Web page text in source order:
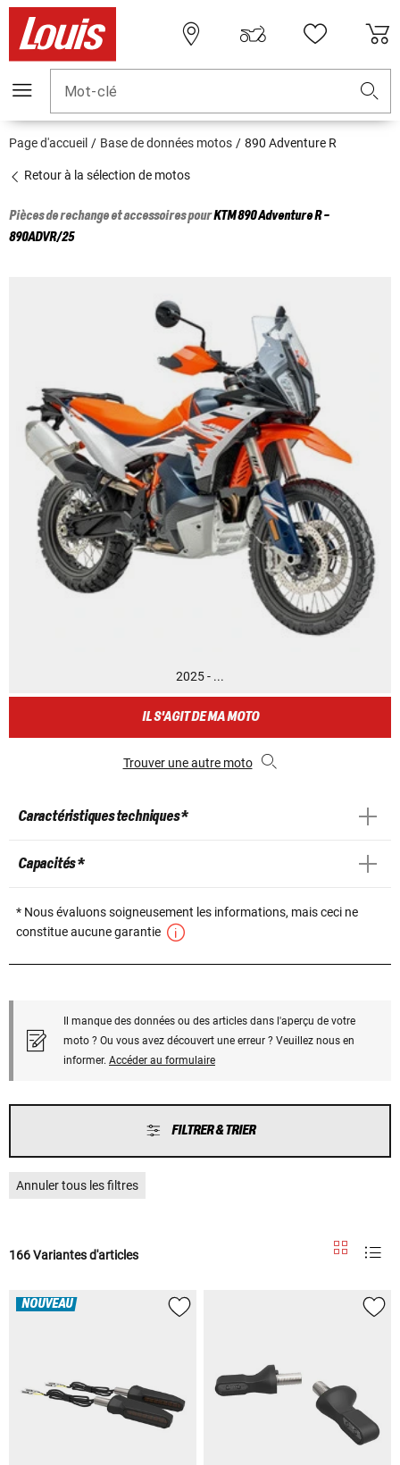
Mot-clé
Page d'accueil Base de données motos 890 Adventure R
Retour à la sélection de motos
Pièces de rechange et accessoires pourKTM890 Adventure R -
890ADVR/25
2025 - ...
IL S'AGIT DE MA MOTO
Trouver une autre moto
Caractéristiques techniques *
Capacités *
* Nous évaluons soigneusement les informations, mais ceci ne
constitue aucune garantie
Il manque des données ou des articles dans l'aperçu de votre
moto ? Ou vous avez découvert une erreur ? Veuillez nous en
informer. Accéder au formulaire
FILTRER & TRIER
Annuler tous les filtres
166 Variantes d'articles
NOUVEAU